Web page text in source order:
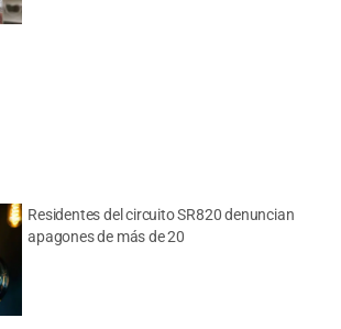
Residentes del circuito SR820 denuncian
apagones de más de 20